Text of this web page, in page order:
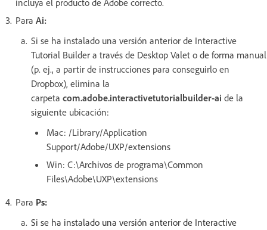
incluya el producto de Adobe correcto.
Para Ai:
Si se ha instalado una versión anterior de Interactive
Tutorial Builder a través de Desktop Valet o de forma manual
(p. ej., a partir de instrucciones para conseguirlo en
Dropbox), elimina la
carpeta com.adobe.interactivetutorialbuilder-ai de la
siguiente ubicación:
Mac: /Library/Application
Support/Adobe/UXP/extensions
Win: C:\Archivos de programa\Common
Files\Adobe\UXP\extensions
Para Ps:
Si se ha instalado una versión anterior de Interactive